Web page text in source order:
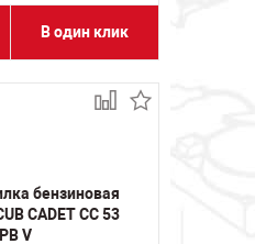
В один клик